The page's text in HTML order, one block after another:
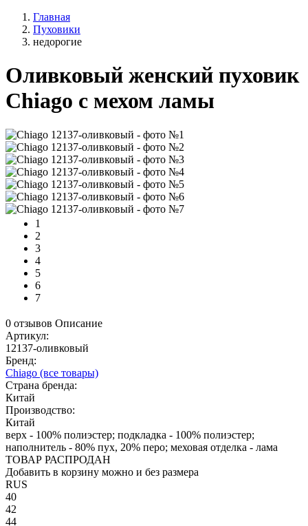
Главная
Пуховики
недорогие
Оливковый женский пуховик
Chiago с мехом ламы
1
2
3
4
5
6
7
0 отзывов Описание
Артикул:
12137-оливковый
Бренд:
Chiago (все товары)
Страна бренда:
Китай
Производство:
Китай
верх - 100% полиэстер; подкладка - 100% полиэстер;
наполнитель - 80% пух, 20% перо; меховая отделка - лама
ТОВАР РАСПРОДАН
Добавить в корзину можно и без размера
RUS
40
42
44